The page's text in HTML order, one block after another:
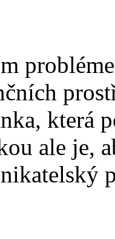
která
ale je,